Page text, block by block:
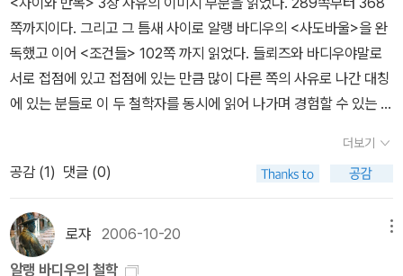
강조한다는 점에 입문의 마음을 다져놓는다.2.의 뱀발 - 최신 책들을
볼 수 있다기에 검색메모를 하여 서가를 찾았건만, 아니나 다를까 대
부분이 대출된 상태인 듯 하다. 미래예측이나 다윈관련한 책들을 보
고 싶었다. [고민하는 힘]이 유행하다니 조금 촌스럽지 않은가? 기획
된 내음새로 한번 훑어보고 싶었는데, 숙성하거나 절박을 밀고나가거
나 고민을 섞거나 고민이 피거나 생각이 피거나 마음들도 꽃처럼 피
본다. 고민할 시간도 달라. 고민할 틈조차없는 무지렁이의 삶은 여전
히 진행형이다. 눈치도 채고 있을까~ 가끔 이런 유행을 제조하는 책
들의 냄새가 싫다.3.의 뱀발 - 서경식님의 무거운 책들을 읽다보니,
마음이 무겁다. 쉽게 슬렁슬렁 지나갈 겸, 생각의 호흡을 가질 겸, 야
천히 강의실로 들어온다. 곧이어 우렁찬 목소리가 울려 퍼지고, 200
여명의 청중은 정적 속에서 강의에 집중한다. 매달 한 차례 진행되는
이 강의의 주인공은 알랭 바디우(72)라는 프랑스 철학자다. 바디우
는 그의 철학이 차지하는 비중에 견줘 국내에서 그다지 많은 주목을
스에서 출간한 이래 끊임없이 문제작들을 내놓았다. 프랑스 철학의
많은 거장들이 타계한 지금, 바디우는 오늘날의 프랑스를 대표하는
철학자라고 말할 수 있을 것이다. 그의 이력은 복잡다단하다. 장폴 사
르트르를 추종하던 젊은이였던 그는 파리고등사범학교 시절 루이 알
튀세르의 영향을 강하게 받았고, 이후 1968년 혁명에 열정적으로 참
떻게 실천적으로 논박할 것이냐에서는 무력감을 느낄 수밖에 없는 것
이다. 우리가 2009년 들머리에 21세기 진보 지식인 지도 연재를 시
작하려는 이유가 바로 여기 있다.마르크스주의 이후 어떤 진보 사상
인가? 20세기 세계 진보 사상의 흐름이 마르크스주의의 다양한 변주
의 역사였다면, 21세기 들머리 진보 사상은 역사적 종언을 고한 마르
크스주의 ‘이후에’ 어떻게 지배에 맞서 저항할 것인가, 어떻게 사회의
변혁을 사고할 것이냐란 화두와 마주해 있다. 이런 의미에서 현대 진
로 우리가 다룰 지식인들 가운데 어느 누구도 더는 잉여가치의 착취
메커니즘을 유일한 지배 원리로 간주하지 않으며, 또 누구도 프롤레
타리아라는 단일한 ‘역사의 주체’에 근거를 둔 정치적 변혁과 대안 사
쪽까지이다. 그리고 그 틈새 사이로 알랭 바디우의 <사도바울>을 완
독했고 이어 <조건들> 102쪽 까지 읽었다. 들뢰즈와 바디우야말로
서로 접점에 있고 접점에 있는 만큼 많이 다른 쪽의 사유로 나간 대칭
에 있는 분들로 이 두 철학자를 동시에 읽어 나가며 경험할 수 있는 역
을 미리부터 충분히 아우를 판단력이 없으나 들뢰즈를 읽다보면 다른
바디우에 대해 자연히 구미가 당기고 그 바디우와 중첩시키면 들뢰즈
는 들뢰즈대로 바디우는 바디우대로 더 이해가 편해지고 분명해 지니
그렇게 2중의 텍스트읽기는 저절로 자극되어 누려지게 된다. <차이
와 반복>의 역자는 지금 내가 읽은 3장이 전체 내용 중 사람의 신체
더보기
공감 (1) 댓글 (0)
로쟈 2006-10-20
알랭 바디우의 철학